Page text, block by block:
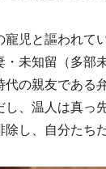
児と謳われて
・未知留（多
の親友である
し、温人は真っ
し、自分たち